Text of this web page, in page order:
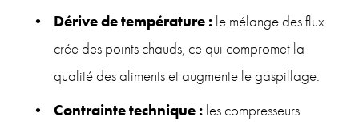
Dérive de température : le mélange des flux
crée des points chauds, ce qui compromet la
qualité des aliments et augmente le gaspillage.
Contrainte technique : les compresseurs